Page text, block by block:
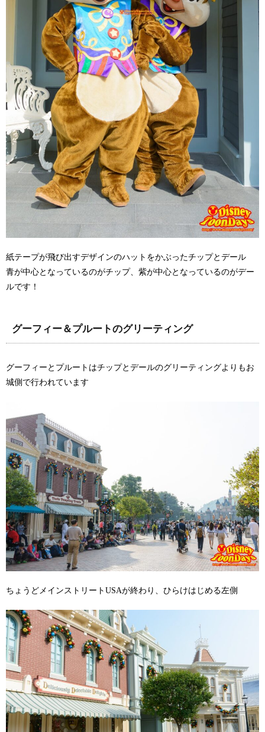
紙テープが飛び出すデザインのハットをかぶったチップとデール
青が中心となっているのがチップ、紫が中心となっているのがデー
ルです！
グーフィー＆プルートのグリーティング
グーフィーとプルートはチップとデールのグリーティングよりもお
城側で行われています
ちょうどメインストリートUSAが終わり、ひらけはじめる左側